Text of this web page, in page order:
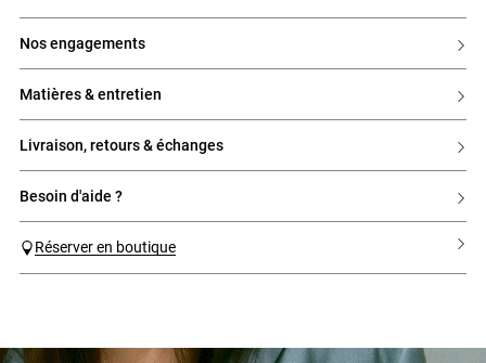
nos engagements
matières & entretien
livraison, retours & échanges
besoin d'aide ?
Réserver en boutique